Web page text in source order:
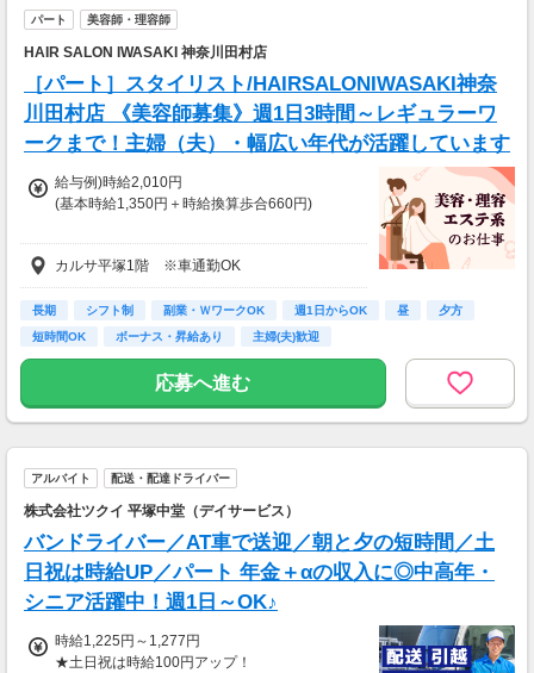
パート 美容師・理容師
HAIR SALON IWASAKI 神奈川田村店
［パート］スタイリスト/HAIRSALONIWASAKI神奈
川田村店 《美容師募集》週1日3時間～レギュラーワ
ークまで！主婦（夫）・幅広い年代が活躍しています
給与例)時給2,010円
(基本時給1,350円＋時給換算歩合660円)
◎Jr.スタイリストの方も歓迎です。
給与は面接時にご相談の上、決定します。
◆土曜・日曜・祝日は時給100円アップ
◆1分単位で給与支給
◆交通費全額支給
※試用期間6か月あり、試用期間後と同条件
カルサ平塚1階 ※車通勤OK
長期 シフト制 副業・ＷワークOK 週1日からOK 昼
夕方
短時間OK
ボーナス・昇給あり 主婦(夫)歓迎
応募へ進む
アルバイト 配送・配達ドライバー
株式会社ツクイ 平塚中堂（デイサービス）
バンドライバー／AT車で送迎／朝と夕の短時間／土
日祝は時給UP／パート 年金＋αの収入に◎中高年・
シニア活躍中！週1日～OK♪
時給1,225円～1,277円
★土日祝は時給100円アップ！